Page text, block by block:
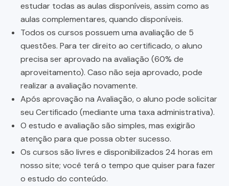
estudar todas as aulas disponíveis, assim como as
aulas complementares, quando disponíveis.
Todos os cursos possuem uma avaliação de 5
questões. Para ter direito ao certificado, o aluno
precisa ser aprovado na avaliação (60% de
aproveitamento). Caso não seja aprovado, pode
realizar a avaliação novamente.
Após aprovação na Avaliação, o aluno pode solicitar
seu Certificado (mediante uma taxa administrativa).
O estudo e avaliação são simples, mas exigirão
atenção para que possa obter sucesso.
Os cursos são livres e disponibilizados 24 horas em
nosso site; você terá o tempo que quiser para fazer
o estudo do conteúdo.